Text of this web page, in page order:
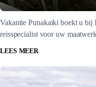
Vakantie Punakaiki boekt u bij
reisspecialist voor uw
LEES MEER